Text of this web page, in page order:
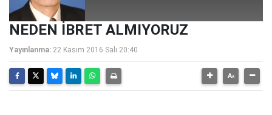
NEDEN İBRET ALMIYORUZ
Yayınlanma: 22 Kasım 2016 Salı 20:40